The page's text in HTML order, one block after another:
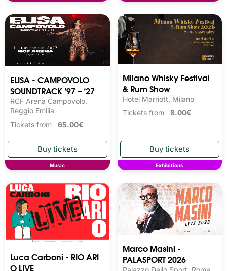
ELISA - CAMPOVOLO
SOUNDTRACK ’97 – ‘27
RCF Arena Campovolo,
Reggio Emilia
Tickets from 65.00€
Music
Milano Whisky Festival
& Rum Show
Hotel Marriott, Milano
Tickets from 8.00€
Exhibitions
Luca Carboni - RIO ARI
O LIVE
Marco Masini -
PALASPORT 2026